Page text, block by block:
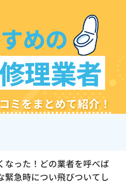
めの
理業者
ミをまとめて紹介！
なった！どの業者を呼べば
急時につい飛びついてし